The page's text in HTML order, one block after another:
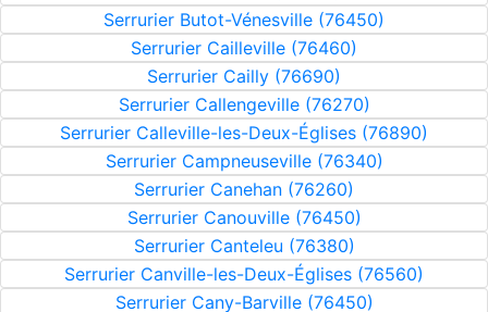
Serrurier Butot-Vénesville (76450)
Serrurier Cailleville (76460)
Serrurier Cailly (76690)
Serrurier Callengeville (76270)
Serrurier Calleville-les-Deux-Églises (76890)
Serrurier Campneuseville (76340)
Serrurier Canehan (76260)
Serrurier Canouville (76450)
Serrurier Canteleu (76380)
Serrurier Canville-les-Deux-Églises (76560)
Serrurier Cany-Barville (76450)